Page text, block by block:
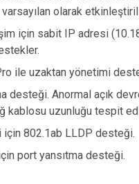
olarak
için sabit IP adresi
ile uzaktan yönetimi
desteği. Anormal açık
kablosu uzunluğu tespit
için 802.1ab LLDP desteği.
port yansıtma desteği.